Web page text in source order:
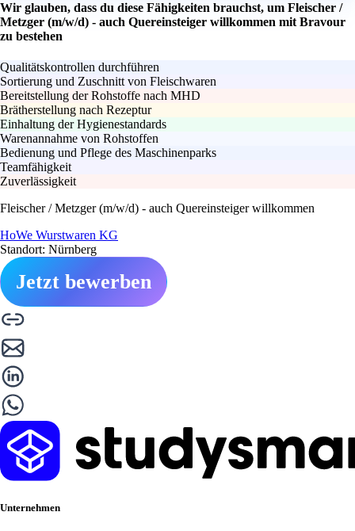
Wir glauben, dass du diese Fähigkeiten brauchst, um Fleischer /
Metzger (m/w/d) - auch Quereinsteiger willkommen mit Bravour
zu bestehen
Qualitätskontrollen durchführen
Sortierung und Zuschnitt von Fleischwaren
Bereitstellung der Rohstoffe nach MHD
Brätherstellung nach Rezeptur
Einhaltung der Hygienestandards
Warenannahme von Rohstoffen
Bedienung und Pflege des Maschinenparks
Teamfähigkeit
Zuverlässigkeit
Fleischer / Metzger (m/w/d) - auch Quereinsteiger willkommen
HoWe Wurstwaren KG
Standort: Nürnberg
Jetzt bewerben
Unternehmen